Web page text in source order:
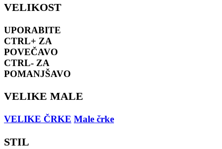
VELIKOST
UPORABITE
CTRL+ ZA
POVEČAVO
CTRL- ZA
POMANJŠAVO
VELIKE MALE
VELIKE ČRKE Male črke
STIL